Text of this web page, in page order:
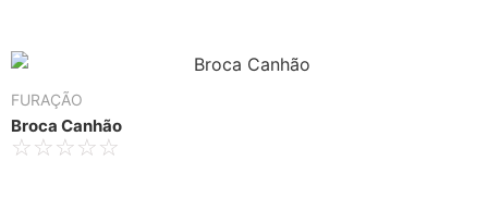
FURAÇÃO
Broca Canhão
☆☆☆☆☆